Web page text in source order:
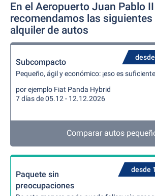
En el Aeropuerto Juan Pablo II
recomendamos las
alquiler de autos
Subcompacto
Pequeño, ágil y económico: ¡eso es
por ejemplo Fiat Panda Hybrid
7 días de 05.12 - 12.12.2026
Comparar autos
desde
Paquete sin
preocupaciones